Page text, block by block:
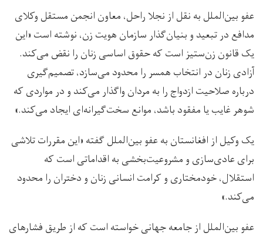
عفو بین‌الملل به نقل از نجلا راحل، معاون انجمن مستقل وکلای
مدافع در تبعید و بنیان‌گذار سازمان هویت زن، نوشته است «این
یک قانون زن‌ستیز است که حقوق اساسی زنان را نقض می‌کند.
آزادی زنان در انتخاب همسر را محدود می‌سازد، تصمیم‌گیری
درباره صلاحیت ازدواج را به مردان واگذار می‌کند و در مواردی که
شوهر غایب یا مفقود باشد، موانع سخت‌گیرانه‌ای ایجاد می‌کند.»
یک وکیل از افغانستان به عفو بین‌الملل گفته «این مقررات تلاشی
برای عادی‌سازی و مشروعیت‌بخشی به اقداماتی است که
استقلال، خودمختاری و کرامت انسانی زنان و دختران را محدود
می‌کند.»
عفو بین‌الملل از جامعه جهانی خواسته است که از طریق فشارهای